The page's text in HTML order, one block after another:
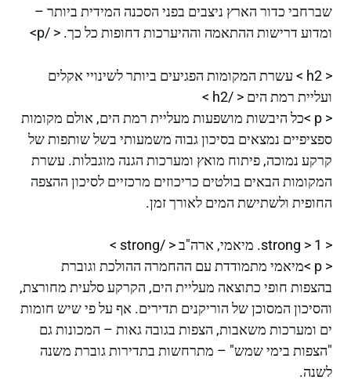
שברחבי כדור הארץ ניצבים בפני הסכנה המידית ביותר –
ומדוע דרישות ההתאמה וההיערכות דחופות כל כך. < /p>
< h2 > עשרת המקומות הפגיעים ביותר לשינויי אקלים
ועליית רמת הים < /h2 >
< p >כל היבשות מושפעות מעליית רמת הים, אולם מקומות
ספציפיים נמצאים בסיכון גבוה משמעותי בשל שותפות של
קרקע נמוכה, פיתוח מואץ ומערכות הגנה מוגבלות. עשרת
המקומות הבאים בולטים כריכוזים מרכזיים לסיכון ההצפה
החופית ולשתישת המים לאורך זמן.
< strong > 1. מיאמי, ארה"ב < /strong >
< p >מיאמי מתמודדת עם ההחמרה ההולכת וגוברת
בהצפות חופי כתוצאה מעליית הים, הקרקע סלעית מחורצת,
והסיכון המסוכן של הוריקנים תדירים. אף על פי שיש חומות
ים ומערכות משאבות, הצפות בגובה גאות – המכונות גם
"הצפות בימי שמש" – מתרחשות בתדירות גוברת משנה
לשנה.